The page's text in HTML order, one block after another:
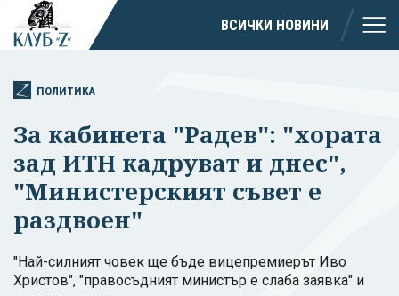
ВСИЧКИ НОВИНИ
ПОЛИТИКА
За кабинета "Радев": "хората
зад ИТН кадруват и днес",
"Министерският съвет е
раздвоен"
"Най-силният човек ще бъде вицепремиерът Иво
Христов", "правосъдният министър е слаба заявка" и